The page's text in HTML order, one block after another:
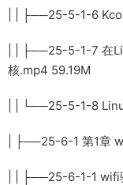
| | ├──25-5-1-6
| | ├──25-5-1-7 在
核.mp4 59.19M
| | └──25-5-1-8
| ├──25-6-1 第1章
| | ├──25-6-1-1 wifi